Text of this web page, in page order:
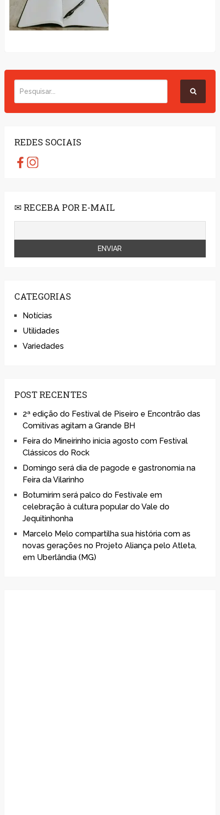
REDES SOCIAIS
✉ RECEBA POR E-MAIL
CATEGORIAS
Notícias
Utilidades
Variedades
POST RECENTES
2ª edição do Festival de Piseiro e Encontrão das
Comitivas agitam a Grande BH
Feira do Mineirinho inicia agosto com Festival
Clássicos do Rock
Domingo será dia de pagode e gastronomia na
Feira da Vilarinho
Botumirim será palco do Festivale em
celebração à cultura popular do Vale do
Jequitinhonha
Marcelo Melo compartilha sua história com as
novas gerações no Projeto Aliança pelo Atleta,
em Uberlândia (MG)